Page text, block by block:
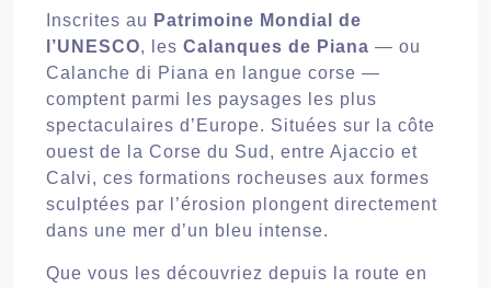
Inscrites au Patrimoine Mondial de
l’UNESCO, les Calanques de Piana — ou
Calanche di Piana en langue corse —
comptent parmi les paysages les plus
spectaculaires d’Europe. Situées sur la côte
ouest de la Corse du Sud, entre Ajaccio et
Calvi, ces formations rocheuses aux formes
sculptées par l’érosion plongent directement
dans une mer d’un bleu intense.
Que vous les découvriez depuis la route en